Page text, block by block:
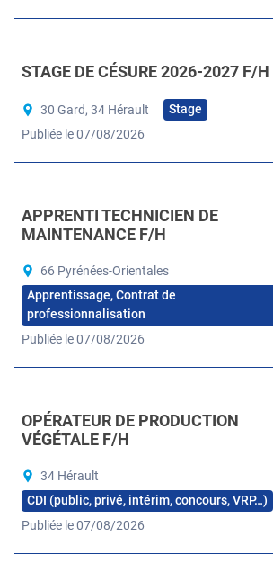
STAGE DE CÉSURE 2026-2027 F/H
30 Gard, 34 Hérault
Stage
Publiée le 07/08/2026
APPRENTI TECHNICIEN DE
MAINTENANCE F/H
66 Pyrénées-Orientales
Apprentissage, Contrat de
professionnalisation
Publiée le 07/08/2026
OPÉRATEUR DE PRODUCTION
VÉGÉTALE F/H
34 Hérault
CDI (public, privé, intérim, concours, VRP…)
Publiée le 07/08/2026